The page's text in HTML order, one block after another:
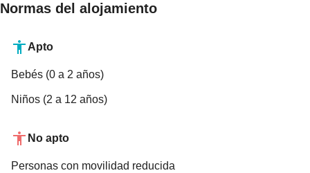
Normas del alojamiento
Apto
Bebés (0 a 2 años)
Niños (2 a 12 años)
No apto
Personas con movilidad reducida